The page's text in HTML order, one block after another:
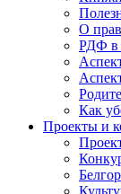
О
РДФ в
Как
Проекты и